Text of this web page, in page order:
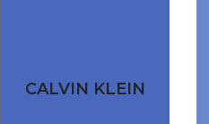
CALVIN KLEIN